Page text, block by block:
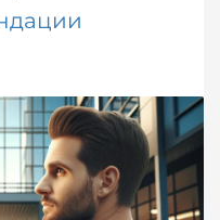
профилактики
данного
проявлениям,